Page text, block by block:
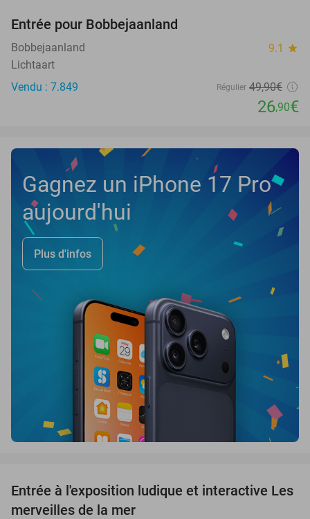
Entrée pour Bobbejaanland
Bobbejaanland 9.1 star
Lichtaart
Vendu : 7.849
Régulier 49,90€
26,90€
Gagnez un iPhone 17 Pro
aujourd'hui
Plus d'infos
21%
Entrée à l'exposition ludique et interactive Les
merveilles de la mer